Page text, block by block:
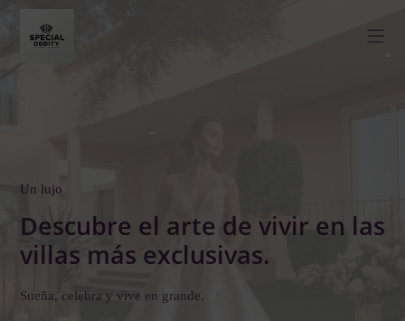
Un lujo
Descubre el arte de vivir en las
villas más exclusivas.
Sueña, celebra y vive en grande.